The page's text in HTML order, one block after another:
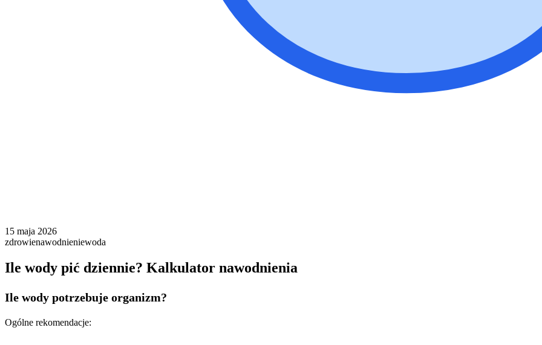
15 maja 2026
zdrowienawodnieniewoda
Ile wody pić dziennie? Kalkulator nawodnienia
Ile wody potrzebuje organizm?
Ogólne rekomendacje: